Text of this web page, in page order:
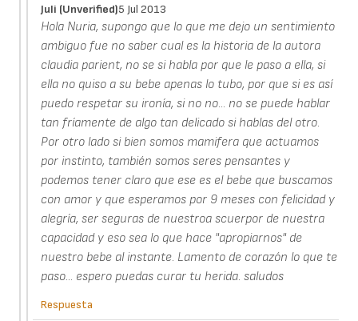
Juli (unverified)5 Jul 2013
Hola Nuria, supongo que lo que me dejo un sentimiento
ambiguo fue no saber cual es la historia de la autora
claudia parient, no se si habla por que le paso a ella, si
ella no quiso a su bebe apenas lo tubo, por que si es así
puedo respetar su ironía, si no no... no se puede hablar
tan fríamente de algo tan delicado si hablas del otro.
Por otro lado si bien somos mamifera que actuamos
por instinto, también somos seres pensantes y
podemos tener claro que ese es el bebe que buscamos
con amor y que esperamos por 9 meses con felicidad y
alegría, ser seguras de nuestroa scuerpor de nuestra
capacidad y eso sea lo que hace "apropiarnos" de
nuestro bebe al instante. Lamento de corazón lo que te
paso... espero puedas curar tu herida. saludos
Respuesta